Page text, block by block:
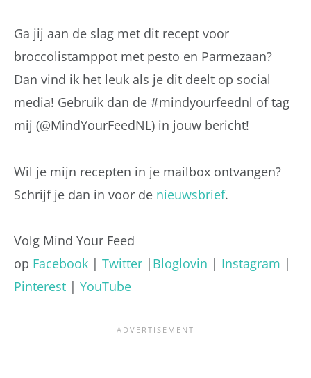
Ga jij aan de slag met dit recept voor
broccolistamppot met pesto en Parmezaan?
Dan vind ik het leuk als je dit deelt op social
media! Gebruik dan de #mindyourfeednl of tag
mij (@MindYourFeedNL) in jouw bericht!
Wil je mijn recepten in je mailbox ontvangen?
Schrijf je dan in voor de nieuwsbrief.
Volg Mind Your Feed
op Facebook | Twitter | Bloglovin | Instagram |
Pinterest | YouTube